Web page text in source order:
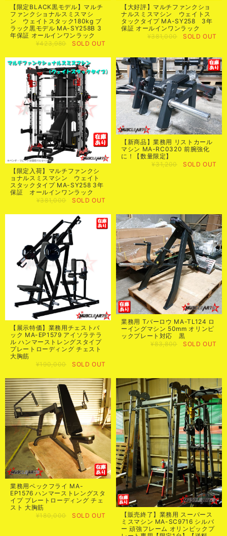
【限定BLACK黒モデル】マルチ
ファンクショナルスミスマシ
ン ウェイトスタック180kg ブ
ラック黒モデル MA-SY258B 3
年保証 オールインワンラック
¥423,980
SOLD OUT
【大好評】マルチファンクショ
ナルスミスマシン ウェイトス
タックタイプ MA-SY258 3年
保証 オールインワンラック
¥381,000
SOLD OUT
【限定入荷】マルチファンクシ
ョナルスミスマシン ウェイト
スタックタイプ MA-SY258 3年
保証 オールインワンラック
¥381,000
SOLD OUT
【新商品】業務用 リストカール
マシン MA-RC0320 前腕強化
に！【数量限定】
¥31,200
SOLD OUT
【展示特価】業務用チェストバ
ック MA-EP1579 アイソラテラ
ル ハンマーストレングスタイプ
プレートローディング チェスト
大胸筋
¥190,000
SOLD OUT
業務用 Tバーロウ MA-TL124 ロ
ーイングマシン 50mm オリンピ
ックプレート対応 黒
¥83,800
SOLD OUT
業務用ペックフライ MA-
EP1576 ハンマーストレングスタ
イプ プレートローディング チェ
スト 大胸筋
¥180,000
SOLD OUT
【販売終了】業務用 スーパース
ミスマシン MA-SC9716 シルバ
ー 頑強フレーム オリンピックプ